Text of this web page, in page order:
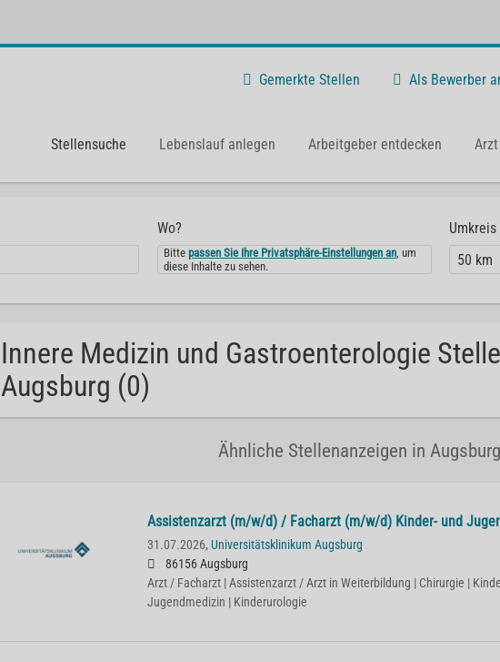
Gemerkte Stellen Als Bewerber
Stellensuche Lebenslauf anlegen Arbeitgeber entdecken
Wo?
Bittepassen Sie Ihre Privatsphäre-Einstellungen an, um
diese Inhalte zu sehen.
Umkreis
50 km
Innere Medizin und Gastroenterologie
Augsburg (0)
Ähnliche Stellenanzeigen in
Assistenzarzt (m/w/d) / Facharzt (m/w/d) Kinder- und
31.07.2026, Universitätsklinikum Augsburg
86156 Augsburg
Arzt / Facharzt | Assistenzarzt / Arzt in Weiterbildung | Chirurgie |
Jugendmedizin | Kinderurologie